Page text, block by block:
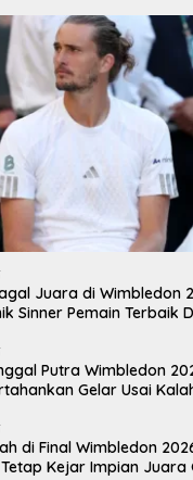
Juara di Wimbledon
Sinner Pemain Terbaik
Putra Wimbledon
Gelar Usai
di Final Wimbledon
Kejar Impian Juara